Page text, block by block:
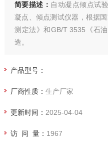
简要描述： 自动凝点倾点试
凝点、倾点测试仪器，根据
测定法》和GB/T 3535《石
造。
产品型号：
厂商性质： 生产厂家
更新时间： 2025-04-04
访 问 量： 1967